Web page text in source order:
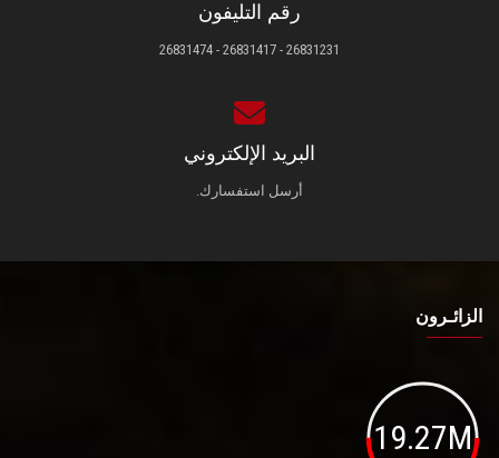
رقم التليفون
26831231 - 26831417 - 26831474
البريد الإلكتروني
أرسل استفسارك.
الزائـرون
19.27M